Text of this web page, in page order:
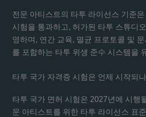
전문 아티스트의 타투 라이선스 기준은
시험을 통과하고, 허가된 타투 스튜디
영하며, 연간 교육, 멸균 프로토콜 및
를 포함하는 타투 위생 준수 시스템을
타투 국가 자격증 시험은 언제 시작되
타투 국가 면허 시험은 2027년에 시행
문 아티스트를 위한 타투 라이선스 표